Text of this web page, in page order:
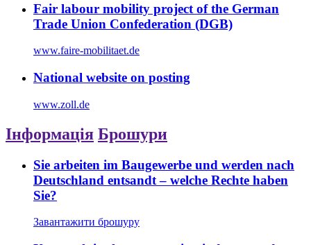
Fair labour mobility project of the German
Trade Union Confederation (DGB)
www.faire-mobilitaet.de
National website on posting
www.zoll.de
Інформація Брошури
Sie arbeiten im Baugewerbe und werden nach
Deutschland entsandt – welche Rechte haben
Sie?
Завантажити брошуру